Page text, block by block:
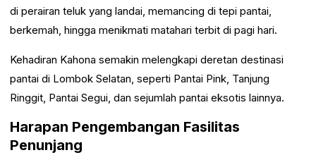
di perairan teluk yang landai, memancing di tepi pantai,
berkemah, hingga menikmati matahari terbit di pagi hari.
Kehadiran Kahona semakin melengkapi deretan destinasi
pantai di Lombok Selatan, seperti Pantai Pink, Tanjung
Ringgit, Pantai Segui, dan sejumlah pantai eksotis lainnya.
Harapan Pengembangan Fasilitas
Penunjang